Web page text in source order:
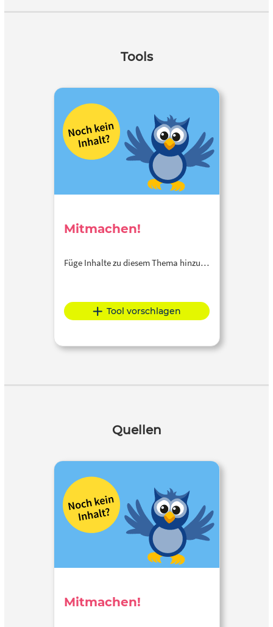
Tools
Mitmachen!
Füge Inhalte zu diesem Thema hinzu…
Tool vorschlagen
Quellen
Mitmachen!